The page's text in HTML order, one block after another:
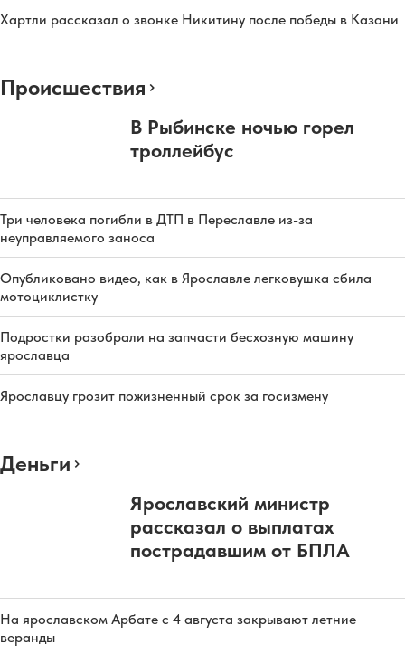
Хартли рассказал о звонке Никитину после победы в Казани
Происшествия
В Рыбинске ночью горел
троллейбус
Три человека погибли в ДТП в Переславле из-за
неуправляемого заноса
Опубликовано видео, как в Ярославле легковушка сбила
мотоциклистку
Подростки разобрали на запчасти бесхозную машину
ярославца
Ярославцу грозит пожизненный срок за госизмену
Деньги
Ярославский министр
рассказал о выплатах
пострадавшим от БПЛА
На ярославском Арбате с 4 августа закрывают летние
веранды